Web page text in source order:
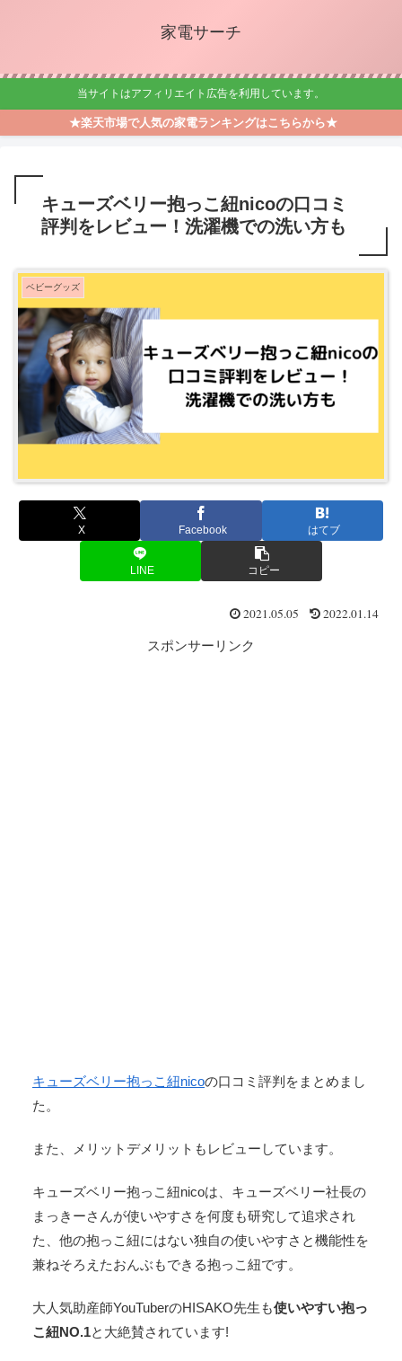
家電サーチ
当サイトはアフィリエイト広告を利用しています。
★楽天市場で人気の家電ランキングはこちらから★
キューズベリー抱っこ紐nicoの口コミ
評判をレビュー！洗濯機での洗い方も
ベビーグッズ
X Facebook はてブ
LINE コピー
2021.05.05 2022.01.14
スポンサーリンク
キューズベリー抱っこ紐nicoの口コミ評判をまとめまし
た。
また、メリットデメリットもレビューしています。
キューズベリー抱っこ紐nicoは、キューズベリー社長の
まっきーさんが使いやすさを何度も研究して追求され
た、他の抱っこ紐にはない独自の使いやすさと機能性を
兼ねそろえたおんぶもできる抱っこ紐です。
大人気助産師YouTuberのHISAKO先生も使いやすい抱っ
こ紐NO.1と大絶賛されています!